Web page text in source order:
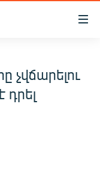
չվճարելու